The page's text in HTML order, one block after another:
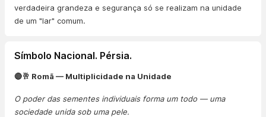
verdadeira grandeza e segurança só se realizam na unidade
de um "lar" comum.
Símbolo Nacional. Pérsia.
🔴🥂 Romã — Multiplicidade na Unidade
O poder das sementes individuais forma um todo — uma
sociedade unida sob uma pele.